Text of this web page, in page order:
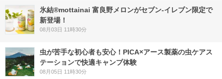
氷結®mottainai 富良野メロンがセブン‐イレブン限定で
新登場！
08月03日 11時30分
虫が苦手な初心者も安心！PICA×アース製薬の虫ケアス
テーションで快適キャンプ体験
08月05日 11時30分